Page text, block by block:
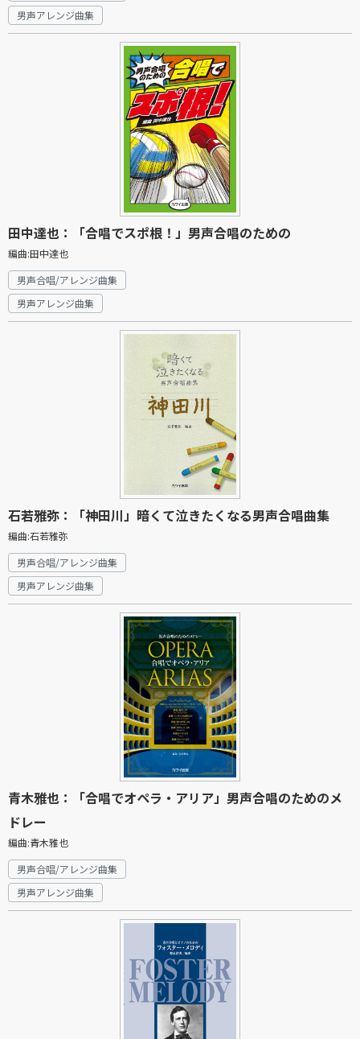
男声アレンジ曲集
田中達也：「合唱でスポ根！」男声合唱のための
編曲:田中達也
男声合唱/アレンジ曲集
男声アレンジ曲集
石若雅弥：「神田川」暗くて泣きたくなる男声合唱曲集
編曲:石若雅弥
男声合唱/アレンジ曲集
男声アレンジ曲集
青木雅也：「合唱でオペラ・アリア」男声合唱のためのメ
ドレー
編曲:青木雅也
男声合唱/アレンジ曲集
男声アレンジ曲集